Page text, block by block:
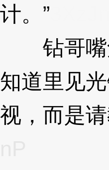
计。”
钻哥嘴
知道里见
视，而是